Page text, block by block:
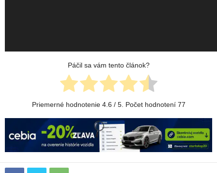
Páčil sa vám tento článok?
Priemerné hodnotenie 4.6 / 5. Počet hodnotení 77